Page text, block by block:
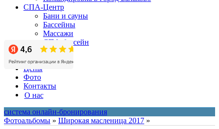
СПА-Центр
Бани и сауны
Бассейны
Массажи
СПА-бассейн
Бизнес-центр
Акции
Цены
Фото
Контакты
О нас
система онлайн-бронирования
Фотоальбомы » Широкая масленица 2017 »